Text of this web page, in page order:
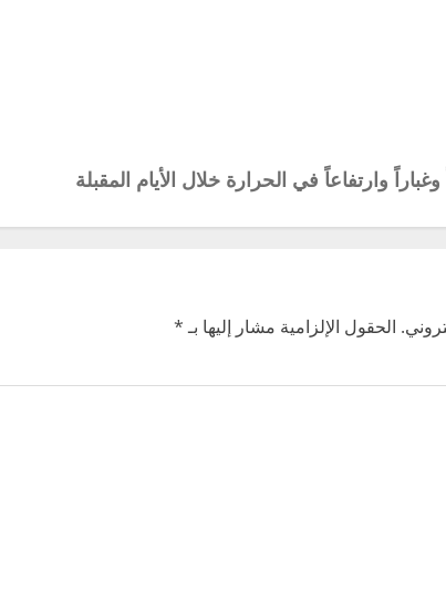
وارتفاعاً في الحرارة خلال الأيام المقبلة
الحقول الإلزامية مشار إليها بـ*